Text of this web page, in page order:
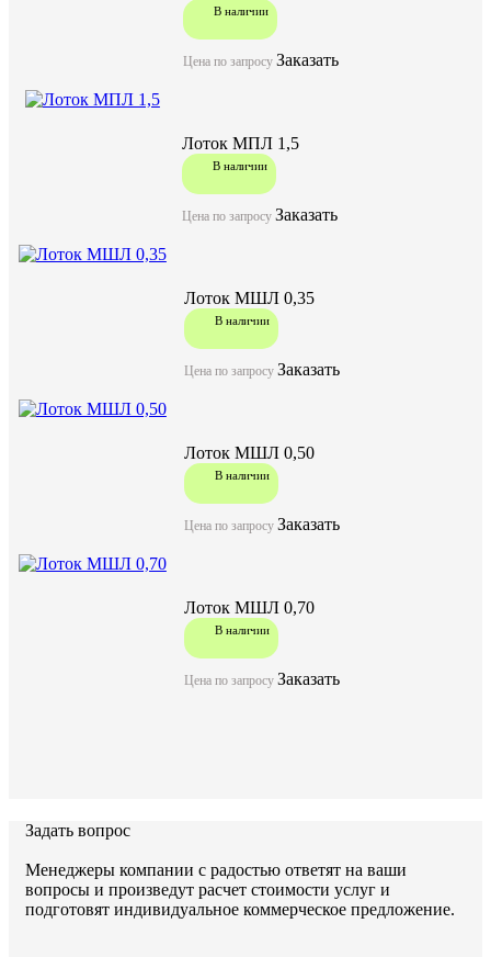
В наличии
Цена по запросуЗаказать
В наличии
Лоток МПЛ 1,5
Цена по запросу Заказать
В наличии
Лоток МШЛ 0,35
Цена по запросу Заказать
В наличии
Лоток МШЛ 0,50
Цена по запросу Заказать
В наличии
Лоток МШЛ 0,70
Цена по запросу Заказать
Задать вопрос
Менеджеры компании с радостью ответят на ваши
вопросы и произведут расчет стоимости услуг и
подготовят индивидуальное коммерческое предложение.